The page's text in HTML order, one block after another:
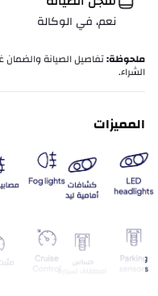
نعم، في الوكالة
ملحوظة:تفاصيل الصيانة والضمان
الشراء.
المميزات